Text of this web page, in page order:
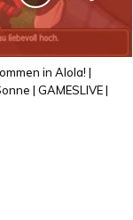
in Alola! |
| GAMESLIVE |